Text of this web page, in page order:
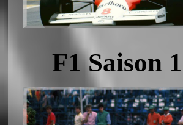
F1 Saison